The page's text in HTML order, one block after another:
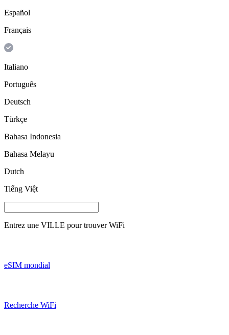
Español
Français
Italiano
Português
Deutsch
Türkçe
Bahasa Indonesia
Bahasa Melayu
Dutch
Tiếng Việt
Entrez une VILLE pour trouver WiFi
eSIM mondial
Recherche WiFi